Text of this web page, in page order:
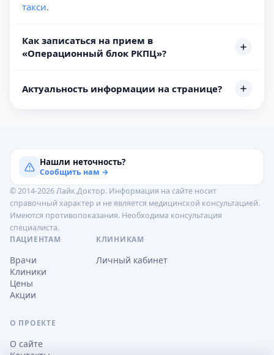
такси.
Как записаться на прием в
«Операционный блок РКПЦ»?
Актуальность информации на странице?
Нашли неточность?
Сообщить нам →
© 2014-2026 Лайк.Доктор. Информация на сайте носит
справочный характер и не является медицинской консультацией.
Имеются противопоказания. Необходима консультация
специалиста.
ПАЦИЕНТАМ
Врачи
Клиники
Цены
Акции
КЛИНИКАМ
Личный кабинет
О ПРОЕКТЕ
О сайте